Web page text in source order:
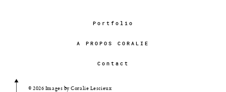
Portfolio
A PROPOS CORALIE
Contact
© 2026 Images by Coralie Lescieux